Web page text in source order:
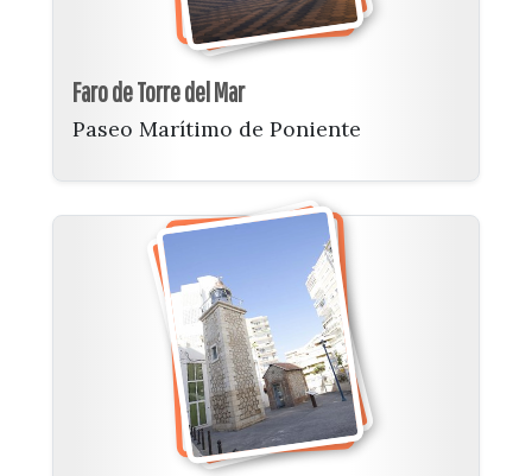
Faro de Torre del Mar
Paseo Marítimo de Poniente